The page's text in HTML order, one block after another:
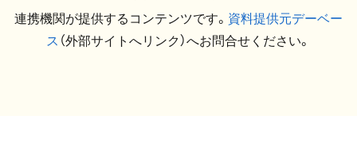
連携機関が提供するコンテンツです。 資料提供元デーベー
ス （外部サイトへリンク）へお問合せください。